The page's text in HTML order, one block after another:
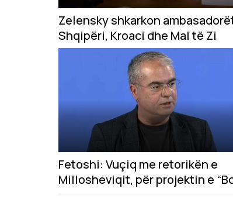
Zelensky shkarkon
Shqipëri, Kroaci dhe Mal të Zi
Fetoshi: Vuçiq me retorikën e
Millosheviqit, për projektin e
Serbe”